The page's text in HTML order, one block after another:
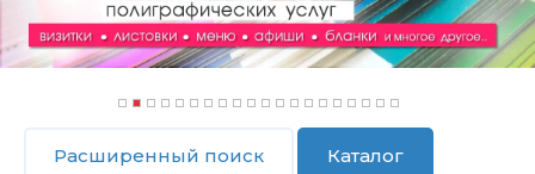
1 2 3 4 5 6 7 8 9 1 1 1 1 1 1 1 1 1 1 2
Расширенный поиск Каталог